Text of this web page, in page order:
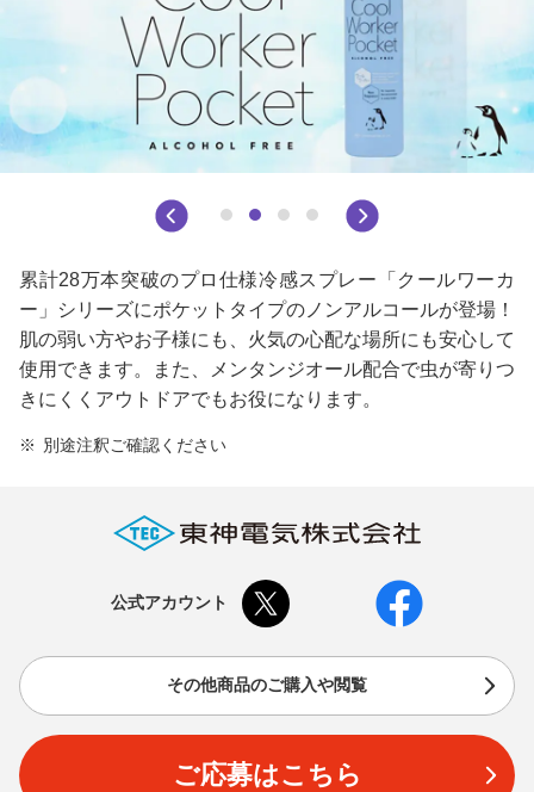
累計28万本突破のプロ仕様冷感スプレー「クールワーカ
ー」シリーズにポケットタイプのノンアルコールが登場！
肌の弱い方やお子様にも、火気の心配な場所にも安心して
使用できます。また、メンタンジオール配合で虫が寄りつ
きにくくアウトドアでもお役になります。
別途注釈ご確認ください
公式アカウント
その他商品のご購入や閲覧
ご応募はこちら